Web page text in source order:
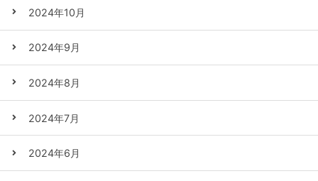
2024年10月
2024年9月
2024年8月
2024年7月
2024年6月